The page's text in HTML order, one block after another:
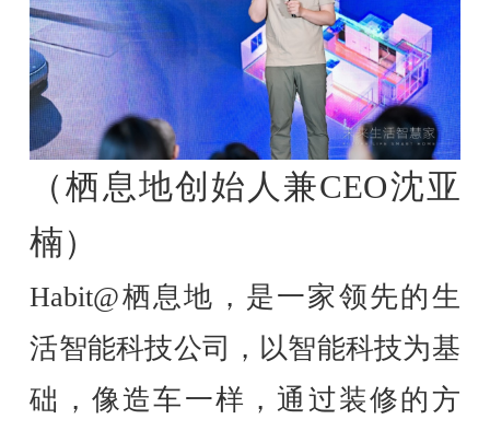
（栖息地创始人兼CEO沈亚
楠）
Habit@栖息地，是一家领先的生
活智能科技公司，以智能科技为基
础，像造车一样，通过装修的方